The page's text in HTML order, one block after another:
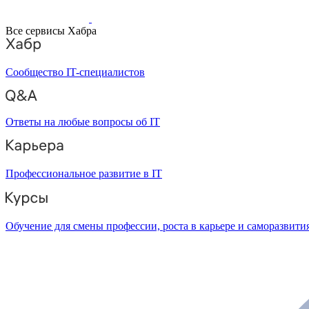
Все сервисы Хабра
Сообщество IT-специалистов
Ответы на любые вопросы об IT
Профессиональное развитие в IT
Обучение для смены профессии, роста в карьере и